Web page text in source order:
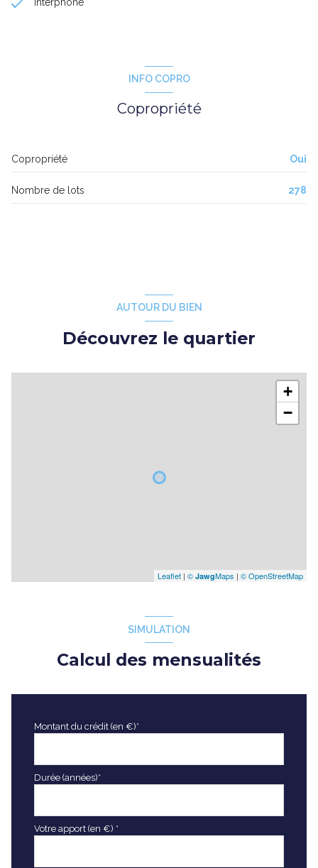
INFO COPRO
Copropriété
Copropriété Oui
Nombre de lots 278
AUTOUR DU BIEN
Découvrez le quartier
+
−
Leaflet | © JawgMaps | © OpenStreetMap
SIMULATION
Calcul des mensualités
Montant du crédit (en €)*
Durée (années)*
Votre apport (en €) *